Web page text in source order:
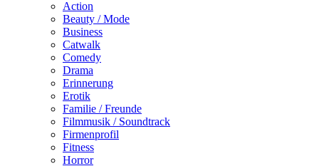
Action
Beauty / Mode
Business
Catwalk
Comedy
Drama
Erinnerung
Erotik
Familie / Freunde
Filmmusik / Soundtrack
Firmenprofil
Fitness
Horror